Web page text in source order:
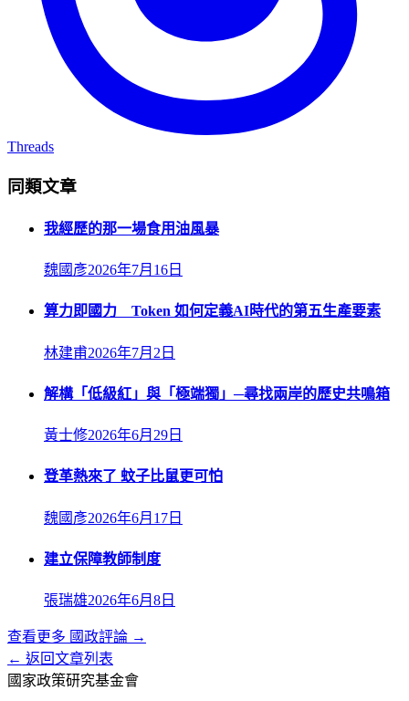
Threads
同類文章
我經歷的那一場食用油風暴
魏國彥2026年7月16日
算力即國力 Token 如何定義AI時代的第五生產要素
林建甫2026年7月2日
解構「低級紅」與「極端獨」─尋找兩岸的歷史共鳴箱
黃士修2026年6月29日
登革熱來了 蚊子比鼠更可怕
魏國彥2026年6月17日
建立保障教師制度
張瑞雄2026年6月8日
查看更多 國政評論 →
← 返回文章列表
國家政策研究基金會